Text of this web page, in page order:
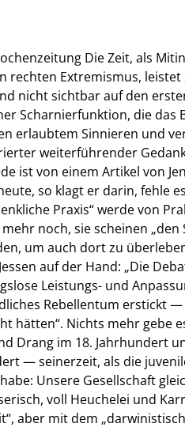
Die Zeit, als
rechten Extremismus,
nicht sichtbar auf den
Scharnierfunktion, die das
erlaubtem Sinnieren und
weiterführender
ist von einem Artikel von
so klagt er darin, fehle
Praxis“ werde von
noch, sie scheinen
um auch dort zu
auf der Hand: „Die
Leistungs- und
Rebellentum erstickt
hätten“. Nichts mehr gebe
Drang im 18. Jahrhundert
— seinerzeit, als die
Unsere Gesellschaft
voll Heuchelei und
aber mit dem